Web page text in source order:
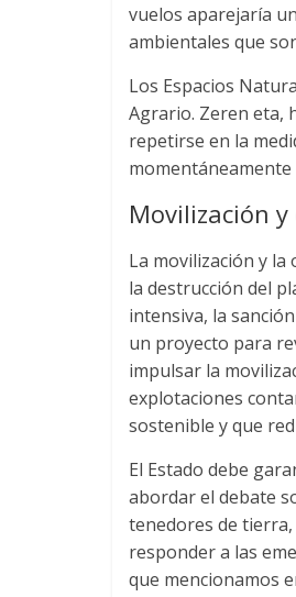
vuelos aparejaría
ambientales que
Los Espacios
Agrario. Zeren eta,
repetirse en la
momentáneamente
Movilización
La movilización y
la destrucción del
intensiva, la
un proyecto para
impulsar la
explotaciones
sostenible y que
El Estado debe
abordar el debate
tenedores de tierra
responder a las
que mencionamos